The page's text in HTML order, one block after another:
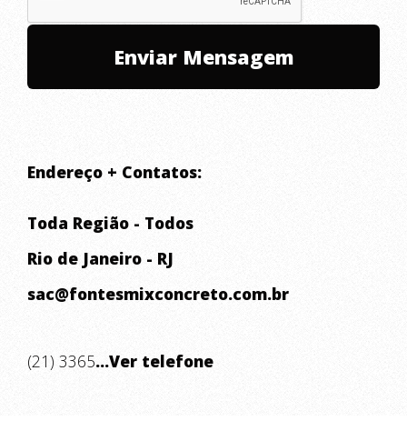
dosadoras do próprio grupo. Com
equipamentos de última geração com
capacidade de lançamento de que
serviço de bombeamento de concreto é
obras.
Endereço + Contatos:
Toda Região - Todos
Rio de Janeiro - RJ
sac@fontesmixconcreto.com.br
(21) 3365...Ver telefone